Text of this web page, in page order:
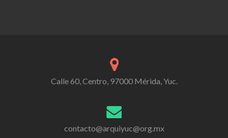
Calle 60, Centro, 97000 Mérida, Yuc.
contacto@arquiyuc@org.mx